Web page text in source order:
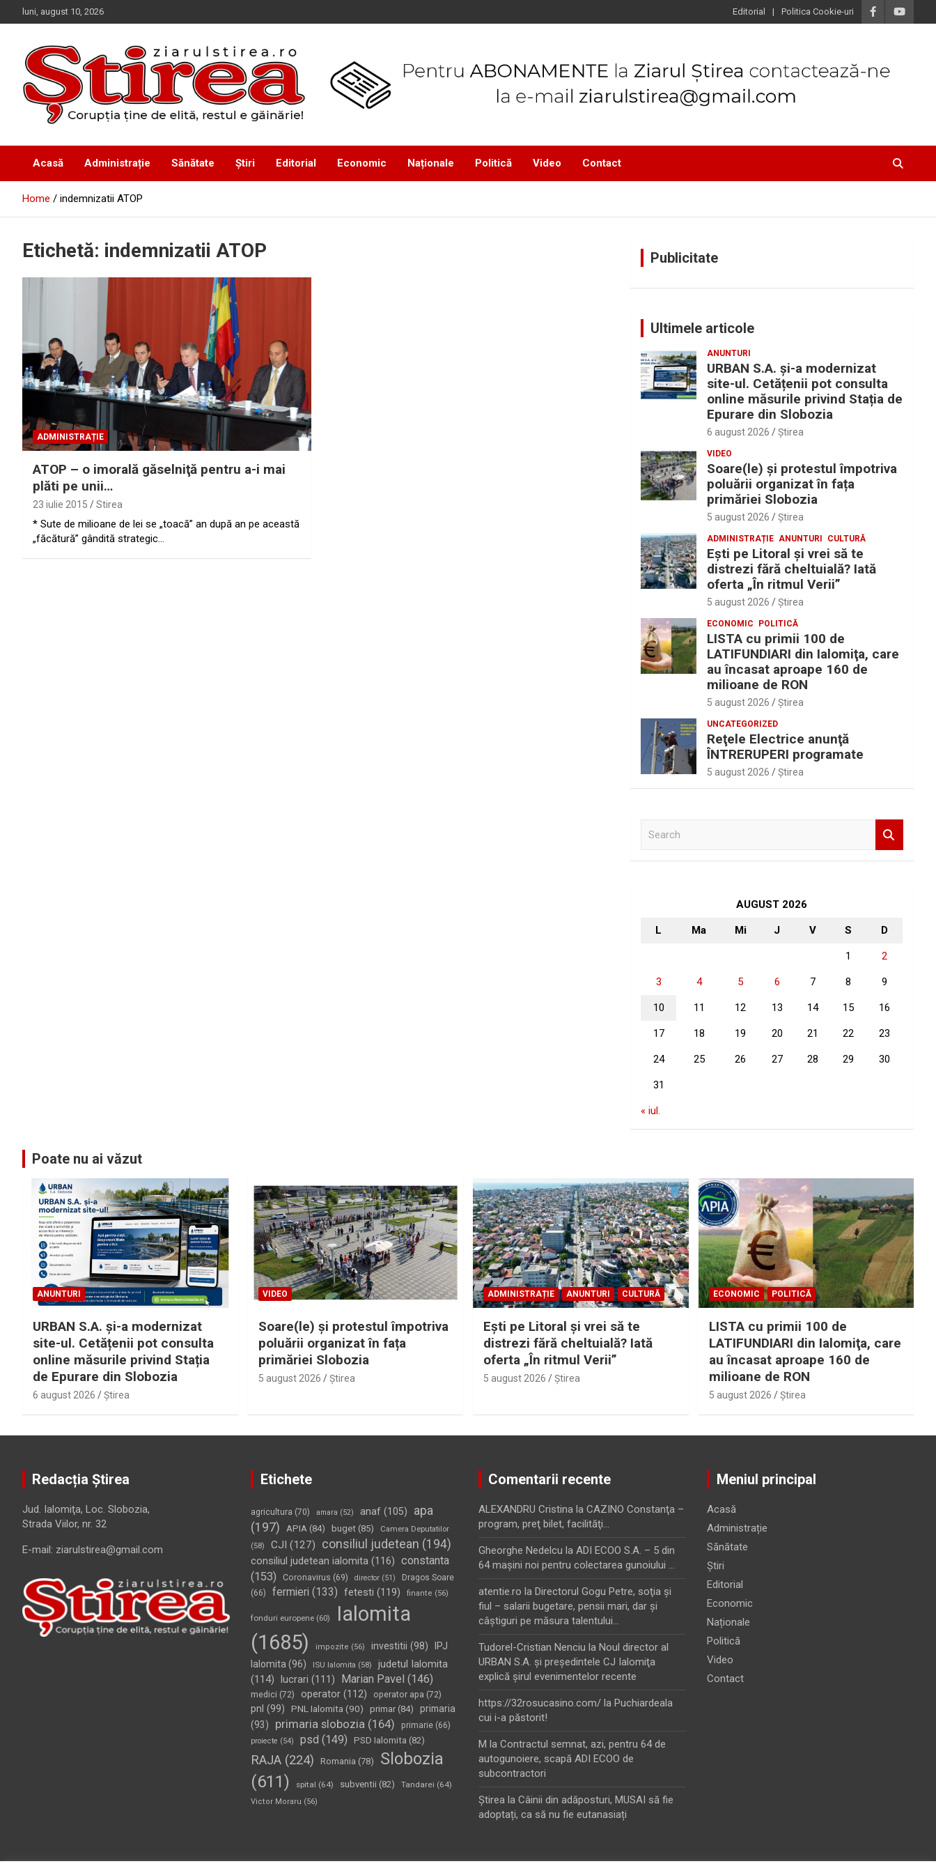
to
luni, august 10, 2026 Editorial Politica Cookie-uri
Ziarul Știrea
Acasă Administrație Sănătate Știri Editorial Economic Naționale Politică Video Contact
Home indemnizatii ATOP
Etichetă: indemnizatii ATOP
ADMINISTRAȚIE
ATOP – o imorală găselniţă pentru a-i mai
plăti pe unii…
23 iulie 2015 Stirea
* Sute de milioane de lei se „toacă” an după an pe această
„făcătură” gândită strategic…
Publicitate
Ultimele articole
ANUNTURI
URBAN S.A. și-a modernizat
site-ul. Cetățenii pot consulta
online măsurile privind Stația de
Epurare din Slobozia
6 august 2026 Ştirea
VIDEO
Soare(le) și protestul împotriva
poluării organizat în fața
primăriei Slobozia
5 august 2026 Ştirea
ADMINISTRAȚIE ANUNTURI CULTURĂ
Eşti pe Litoral şi vrei să te
distrezi fără cheltuială? Iată
oferta „În ritmul Verii”
5 august 2026 Ştirea
ECONOMIC POLITICĂ
LISTA cu primii 100 de
LATIFUNDIARI din Ialomiţa, care
au încasat aproape 160 de
milioane de RON
5 august 2026 Ştirea
UNCATEGORIZED
Reţele Electrice anunţă
ÎNTRERUPERI programate
5 august 2026 Ştirea
AUGUST 2026
L Ma Mi J V S D
1 2
3 4 5 6 7 8 9
10 11 12 13 14 15 16
17 18 19 20 21 22 23
24 25 26 27 28 29 30
31
« iul.
Poate nu ai văzut
ANUNTURI
URBAN S.A. și-a modernizat
site-ul. Cetățenii pot consulta
online măsurile privind Stația
de Epurare din Slobozia
6 august 2026 Ştirea
VIDEO
Soare(le) și protestul împotriva
poluării organizat în fața
primăriei Slobozia
5 august 2026 Ştirea
ADMINISTRAȚIE ANUNTURI CULTURĂ
Eşti pe Litoral şi vrei să te
distrezi fără cheltuială? Iată
oferta „În ritmul Verii”
5 august 2026 Ştirea
ECONOMIC POLITICĂ
LISTA cu primii 100 de
LATIFUNDIARI din Ialomiţa, care
au încasat aproape 160 de
milioane de RON
5 august 2026 Ştirea
Redacția Știrea
Jud. Ialomiţa, Loc. Slobozia,
Strada Viilor, nr. 32
E-mail: ziarulstirea@gmail.com
Etichete
agricultura (70) amara (52) anaf(105)
apa
(197)
APIA(84) buget(85)
Camera Deputatilor
(58)
CJI (127) consiliul judetean (194)
consiliul judetean ialomita(116) constanta
(153)
Coronavirus (69) director(51)
Dragos Soare
(66)
fermieri (133) fetesti (119) finante (56)
fonduri europene(60)
Ialomita
(1685)
impozite (56) investitii (98)
IPJ
Ialomita (96) ISU Ialomita (58)
judetul Ialomita
(114) lucrari (111) Marian Pavel (146)
medici (72) operator(112) operator apa (72)
pnl (99) PNL Ialomita (90) primar(84)
primaria
(93)
primaria slobozia(164) primarie(66)
proiecte (54) psd (149) PSD Ialomita (82)
RAJA(224) Romania (78)
Slobozia
(611)
spital (64) subventii (82) Tandarei (64)
Victor Moraru (56)
Comentarii recente
ALEXANDRU Cristina la CAZINO Constanţa –
program, preţ bilet, facilităţi…
Gheorghe Nedelcu la ADI ECOO S.A. – 5 din
64 maşini noi pentru colectarea gunoiului …
atentie.ro la Directorul Gogu Petre, soţia şi
fiul – salarii bugetare, pensii mari, dar şi
câştiguri pe măsura talentului…
Tudorel-Cristian Nenciu la Noul director al
URBAN S.A. şi preşedintele CJ Ialomiţa
explică şirul evenimentelor recente
https://32rosucasino.com/ la Puchiardeala
cui i-a păstorit!
M la Contractul semnat, azi, pentru 64 de
autogunoiere, scapă ADI ECOO de
subcontractori
Ştirea la Câinii din adăposturi, MUSAI să fie
adoptați, ca să nu fie eutanasiați
Meniul principal
Acasă
Administrație
Sănătate
Știri
Editorial
Economic
Naționale
Politică
Video
Contact